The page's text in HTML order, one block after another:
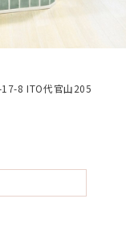
8 ITO代官山205